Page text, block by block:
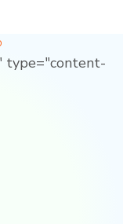
type="content-